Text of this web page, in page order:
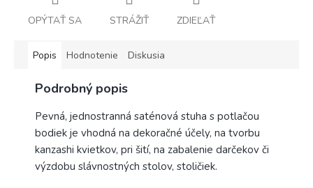
OPÝTAŤ SA STRÁŽIŤ ZDIEĽAŤ
Popis Hodnotenie Diskusia
Podrobný popis
Pevná, jednostranná saténová stuha s potlačou
bodiek je vhodná na dekoračné účely, na tvorbu
kanzashi kvietkov, pri šití, na zabalenie darčekov či
výzdobu slávnostných stolov, stoličiek.